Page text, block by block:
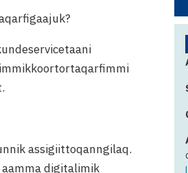
assigiittoqanngilaq.
digitalimik